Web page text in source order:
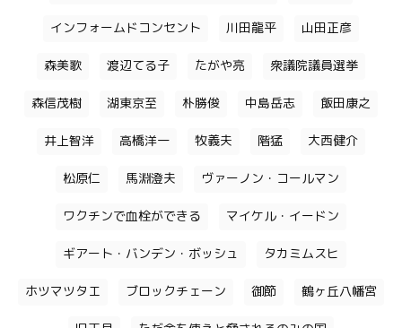
インフォームドコンセント 川田龍平 山田正彦
森美歌 渡辺てる子 たがや亮 衆議院議員選挙
森信茂樹 湖東京至 朴勝俊 中島岳志 飯田康之
井上智洋 高橋洋一 牧義夫 階猛 大西健介
松原仁 馬淵澄夫 ヴァーノン・コールマン
ワクチンで血栓ができる マイケル・イードン
ギアート・バンデン・ボッシュ タカミムスヒ
ホツマツタエ ブロックチェーン 御節 鶴ヶ丘八幡宮